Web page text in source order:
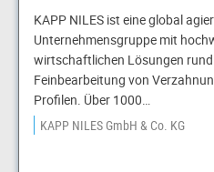
KAPP NILES ist eine global
Unternehmensgruppe mit
wirtschaftlichen Lösungen
Feinbearbeitung von
Profilen. Über 1000…
KAPP NILES GmbH & Co. KG